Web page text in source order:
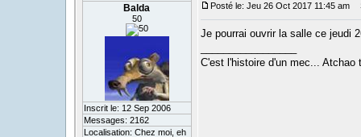
Balda
50
Inscrit le: 12 Sep 2006
Messages: 2162
Localisation: Chez moi, eh
Posté le: Jeu 26 Oct 2017 11:45 am
Je pourrai ouvrir la salle ce jeudi
C'est l'histoire d'un mec... Atchao